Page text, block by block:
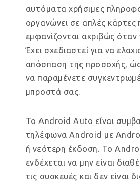
αυτόματα χρήσιμες
οργανώνει σε απλές κάρτες
εμφανίζονται ακριβώς όταν
Έχει σχεδιαστεί για να
απόσπαση της προσοχής,
να παραμένετε
μπροστά σας.
Το Android Auto είναι
τηλέφωνα Android με
ή νεότερη έκδοση. Το
ενδέχεται να μην είναι
τις συσκευές και δεν είναι